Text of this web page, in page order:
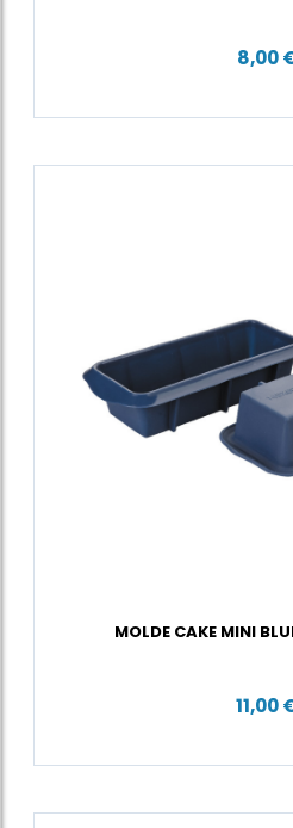
8,00
MOLDE CAKE MINI
11,00